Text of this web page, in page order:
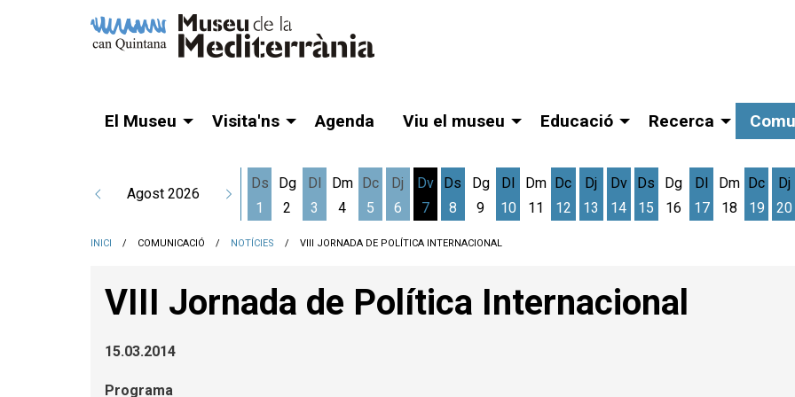
El Museu Visita'ns Agenda Viu el museu Educació Recerca
Agost 2026
Ds
1
Dg
2
Dl
3
Dm
4
Dc
5
Dj
6
Dv
7
Ds
8
Dg
9
Dl
10
Dm
11
Dc
12
Dj
13
Dv
14
Ds
15
Dg
16
Dl
17
Dm
18
Dc
19
Dj
20
INICI COMUNICACIÓ NOTÍCIES VIII JORNADA DE POLÍTICA INTERNACIONAL
VIII Jornada de Política Internacional
15.03.2014
Programa